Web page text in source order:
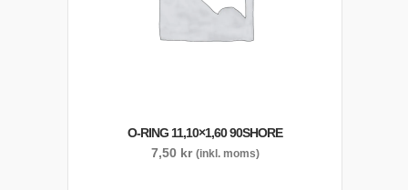
O-RING 11,10×1,60 90SHORE
7,50 kr (inkl. moms)